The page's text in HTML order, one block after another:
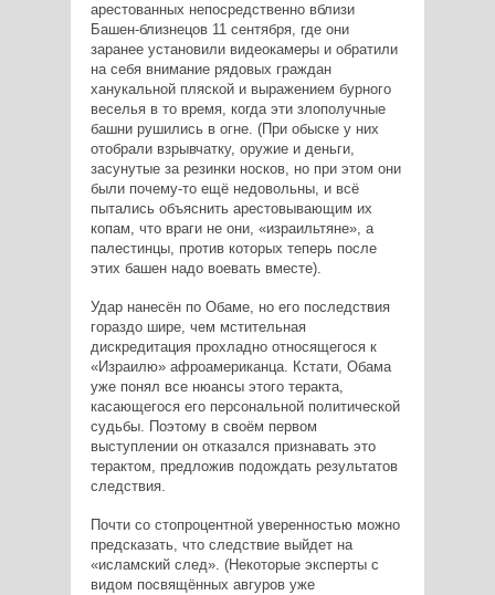
арестованных непосредственно вблизи
Башен-близнецов 11 сентября, где они
заранее установили видеокамеры и обратили
на себя внимание рядовых граждан
ханукальной пляской и выражением бурного
веселья в то время, когда эти злополучные
башни рушились в огне. (При обыске у них
отобрали взрывчатку, оружие и деньги,
засунутые за резинки носков, но при этом они
были почему-то ещё недовольны, и всё
пытались объяснить арестовывающим их
копам, что враги не они, «израильтяне», а
палестинцы, против которых теперь после
этих башен надо воевать вместе).
Удар нанесён по Обаме, но его последствия
гораздо шире, чем мстительная
дискредитация прохладно относящегося к
«Израилю» афроамериканца. Кстати, Обама
уже понял все нюансы этого теракта,
касающегося его персональной политической
судьбы. Поэтому в своём первом
выступлении он отказался признавать это
терактом, предложив подождать результатов
следствия.
Почти со стопроцентной уверенностью можно
предсказать, что следствие выйдет на
«исламский след». (Некоторые эксперты с
видом посвящённых авгуров уже